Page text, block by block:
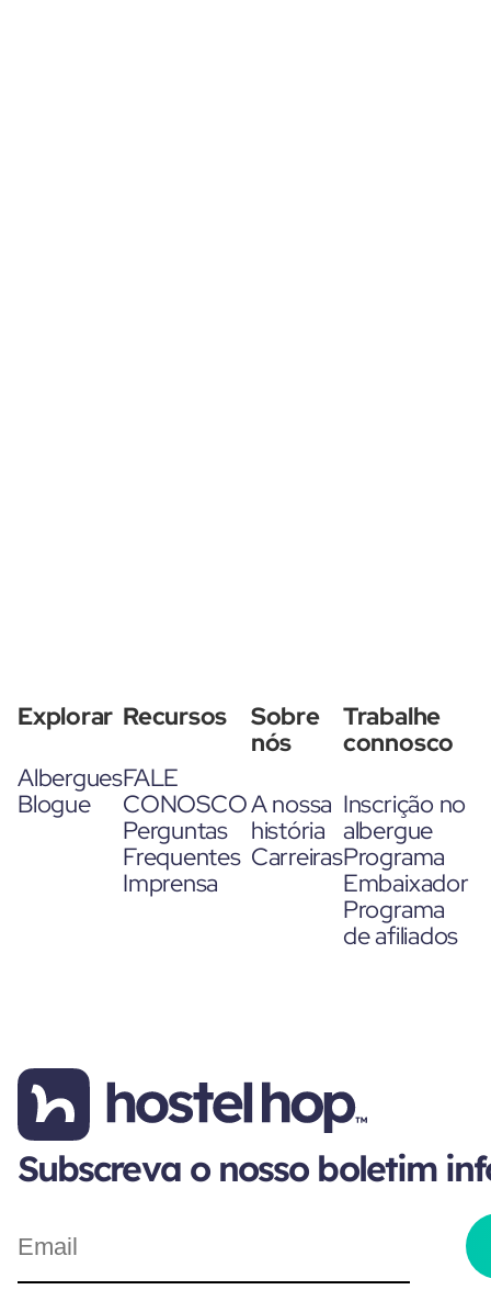
Explorar
Albergues
Blogue
Recursos
FALE
CONOSCO
Perguntas
Frequentes
Imprensa
Sobre
nós
A nossa
história
Carreiras
Trabalhe
connosco
Inscrição no
albergue
Programa
Embaixador
Programa
de afiliados
Subscreva o nosso boletim